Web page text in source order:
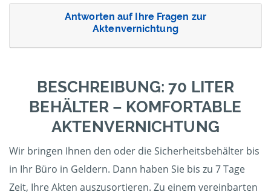
Antworten auf Ihre Fragen zur
Aktenvernichtung
BESCHREIBUNG: 70 LITER
BEHÄLTER – KOMFORTABLE
AKTENVERNICHTUNG
Wir bringen Ihnen den oder die Sicherheitsbehälter bis
in Ihr Büro in Geldern. Dann haben Sie bis zu 7 Tage
Zeit, Ihre Akten auszusortieren. Zu einem vereinbarten